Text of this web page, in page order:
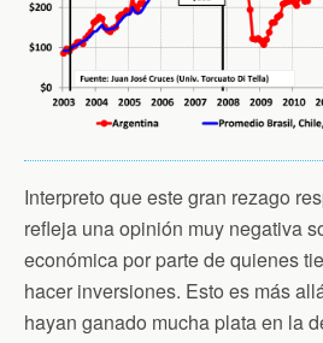
Interpreto que este gran rezago
refleja una opinión muy negativa
económica por parte de quienes
hacer inversiones. Esto es más
hayan ganado mucha plata en la